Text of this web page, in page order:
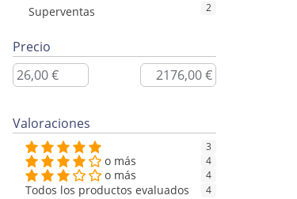
Superventas 2
Precio
Valoraciones
3
o más 4
o más 4
Todos los productos evaluados 4